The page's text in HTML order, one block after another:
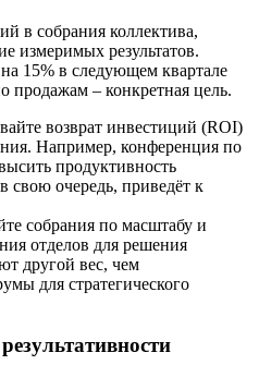
в собрания коллектива,
измеримых результатов.
15% в следующем квартале
продажам – конкретная цель.
возврат инвестиций (ROI)
Например, конференция по
продуктивность
свою очередь, приведёт к
собрания по масштабу и
отделов для решения
другой вес, чем
для стратегического